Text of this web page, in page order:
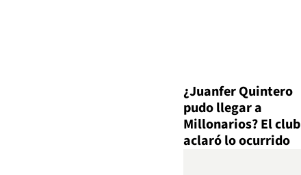
¿Juanfer Quintero
pudo llegar a
Millonarios? El club
aclaró lo ocurrido